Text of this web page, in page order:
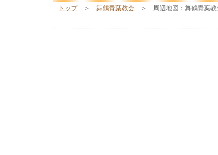
トップ ＞ 舞鶴青葉教会 ＞ 周辺地図：舞鶴青葉教